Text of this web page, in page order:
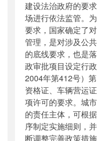
建设法治政府的要
场进行依法监管。
要求，国家确定了
管理，是对涉及公
的底线要求，也是
政审批项目设定行
2004年第412号）
资格证、车辆营运
项许可的要求。城
的责任主体，可根
序制定实施细则，
断调整完善政策措施